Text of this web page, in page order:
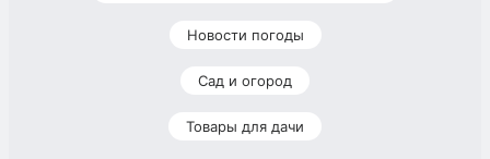
Новости погоды
Сад и огород
Товары для дачи